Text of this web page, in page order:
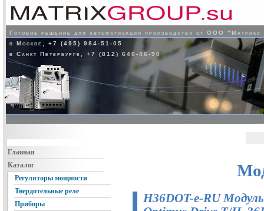
Готовое решение для автоматизации производства от ООО "Матрикс
в Москве, +7 (495) 984-51-05
в Санкт Петербурге, +7 (812) 640-46-90
Главная
Каталог
Регуляторы мощности
Твердотельные реле
Приборы
H36DOT-e-RU